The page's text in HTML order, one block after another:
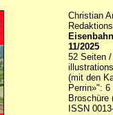
Christian
11/2025
52 Seiten
(mit den
Perrin»":
Broschüre
ISSN